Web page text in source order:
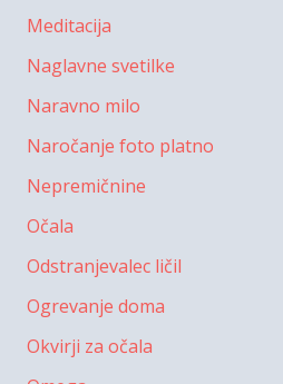
Meditacija
Naglavne svetilke
Naravno milo
Naročanje foto platno
Nepremičnine
Očala
Odstranjevalec ličil
Ogrevanje doma
Okvirji za očala